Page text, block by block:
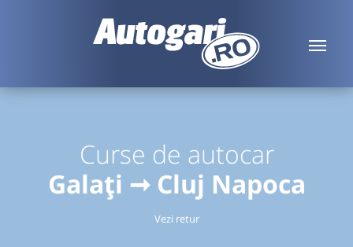
Curse de autocar
Galați ➞ Cluj Napoca
Vezi retur